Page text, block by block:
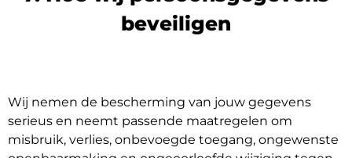
beveiligen
Wij nemen de bescherming van jouw gegevens
serieus en neemt passende maatregelen om
misbruik, verlies, onbevoegde toegang, ongewenste